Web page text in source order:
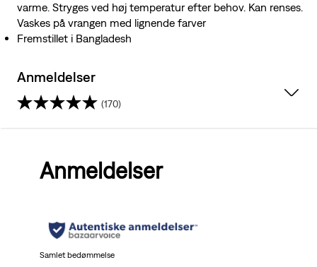
varme. Stryges ved høj temperatur efter behov. Kan renses.
Vaskes på vrangen med lignende farver
Fremstillet i Bangladesh
Anmeldelser
(170)
stjerner.
Anmeldelser
Samlet bedømmelse